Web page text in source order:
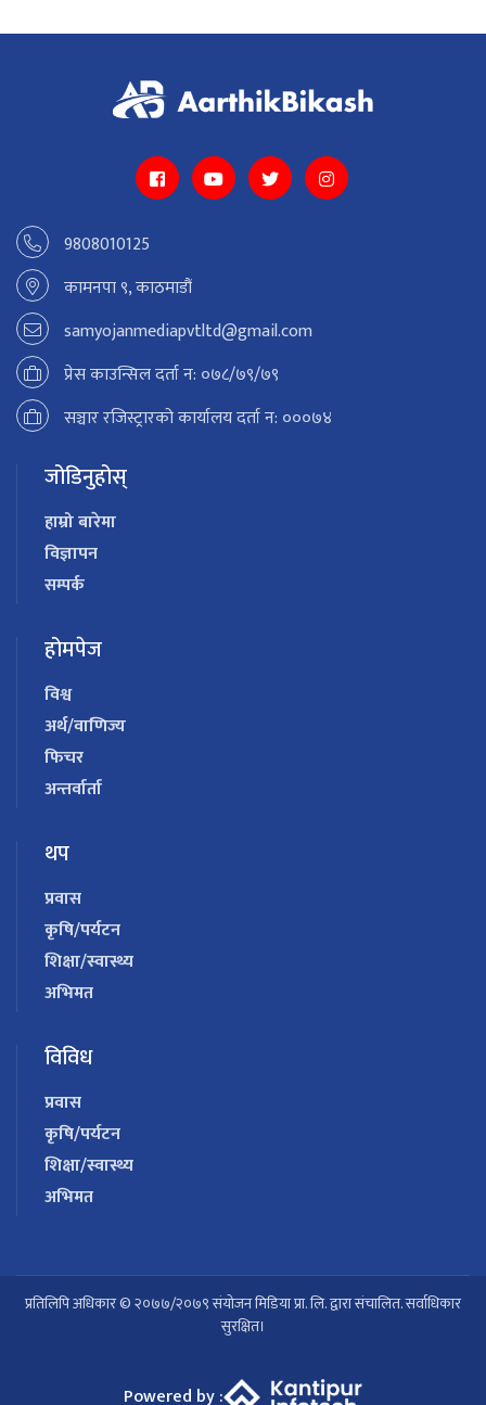
9808010125
कामनपा ९, काठमाडौं
samyojanmediapvtltd@gmail.com
प्रेस काउन्सिल दर्ता न: ०७८/७९/७९
सञ्चार रजिस्ट्रारको कार्यालय दर्ता न: ०००७४
जोडिनुहोस्
हाम्रो बारेमा
विज्ञापन
सम्पर्क
होमपेज
विश्व
अर्थ/वाणिज्य
फिचर
अन्तर्वार्ता
थप
प्रवास
कृषि/पर्यटन
शिक्षा/स्वास्थ्य
अभिमत
विविध
प्रवास
कृषि/पर्यटन
शिक्षा/स्वास्थ्य
अभिमत
प्रतिलिपि अधिकार © २०७७/२०७९ संयोजन मिडिया प्रा. लि. द्वारा संचालित. सर्वाधिकार
सुरक्षित।
Powered by :